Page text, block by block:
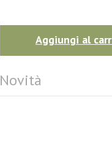
Aggiungi al
Novità